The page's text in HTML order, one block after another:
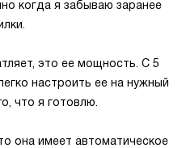
когда я забываю заранее
это ее мощность. С 5
настроить ее на нужный
что я готовлю.
она имеет автоматическое